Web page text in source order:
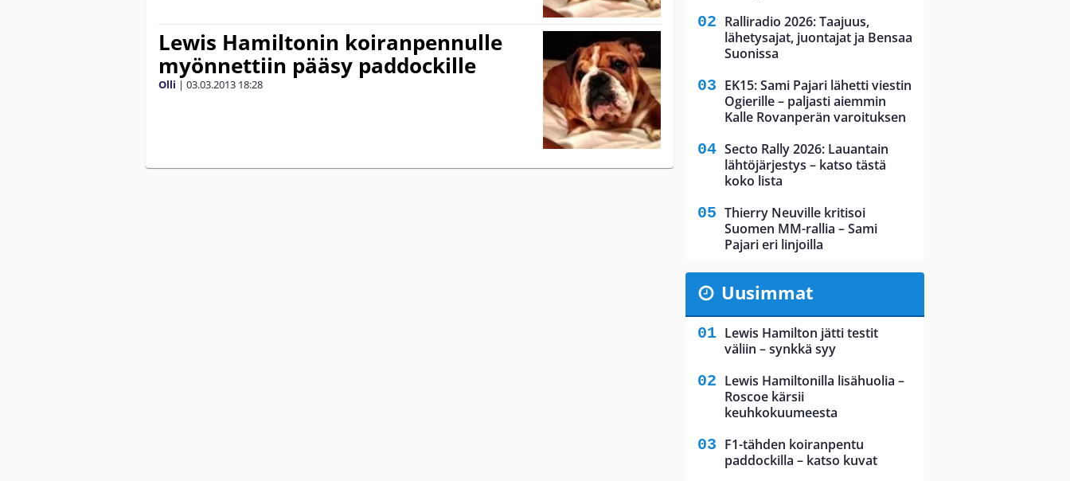
Lewis Hamiltonin koiranpennulle
myönnettiin pääsy paddockille
Olli | 03.03.2013 18:28
Ralliradio 2026: Taajuus,
lähetysajat, juontajat ja Bensaa
Suonissa
EK15: Sami Pajari lähetti viestin
Ogierille – paljasti aiemmin
Kalle Rovanperän varoituksen
Secto Rally 2026: Lauantain
lähtöjärjestys – katso tästä
koko lista
Thierry Neuville kritisoi
Suomen MM-rallia – Sami
Pajari eri linjoilla
Uusimmat
Lewis Hamilton jätti testit
väliin – synkkä syy
Lewis Hamiltonilla lisähuolia –
Roscoe kärsii
keuhkokuumeesta
F1-tähden koiranpentu
paddockilla – katso kuvat